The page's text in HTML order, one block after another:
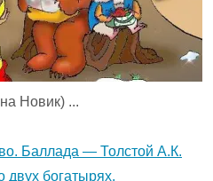
Новик) ...
Баллада — Толстой А.К.
двух богатырях.